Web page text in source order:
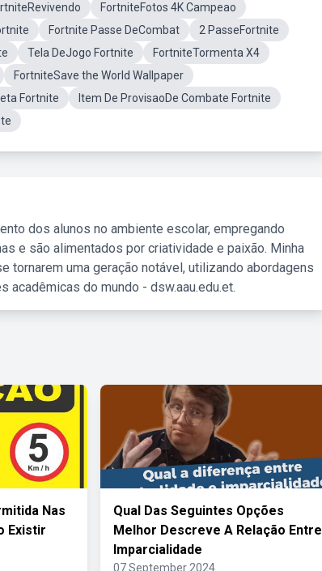
FortniteFotos 4K Campeao
Fortnite Passe DeCombat
2 PasseFortnite
Tela DeJogo Fortnite
FortniteTormenta X4
FortniteSave the World Wallpaper
Fortnite
Item De ProvisaoDe Combate Fortnite
dos alunos no ambiente escolar, empregando
e são alimentados por criatividade e paixão. Minha
tornarem uma geração notável, utilizando abordagens
do mundo - dsw.aau.edu.et.
Nas
Existir
Qual Das Seguintes Opções
Melhor Descreve A Relação Entre
Imparcialidade
07 September 2024